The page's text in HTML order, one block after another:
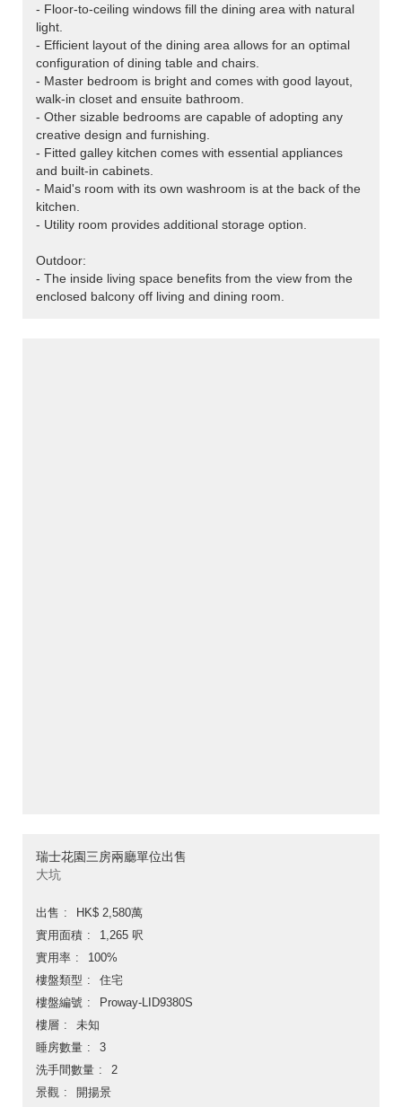
- Floor-to-ceiling windows fill the dining area with natural
light.
- Efficient layout of the dining area allows for an optimal
configuration of dining table and chairs.
- Master bedroom is bright and comes with good layout,
walk-in closet and ensuite bathroom.
- Other sizable bedrooms are capable of adopting any
creative design and furnishing.
- Fitted galley kitchen comes with essential appliances
and built-in cabinets.
- Maid's room with its own washroom is at the back of the
kitchen.
- Utility room provides additional storage option.
Outdoor:
- The inside living space benefits from the view from the
enclosed balcony off living and dining room.
瑞士花園三房兩廳單位出售
大坑
出售
HK$ 2,580萬
實用面積
1,265 呎
實用率
100%
樓盤類型
住宅
樓盤編號
Proway-LID9380S
樓層
未知
睡房數量
3
洗手間數量
2
景觀
開揚景